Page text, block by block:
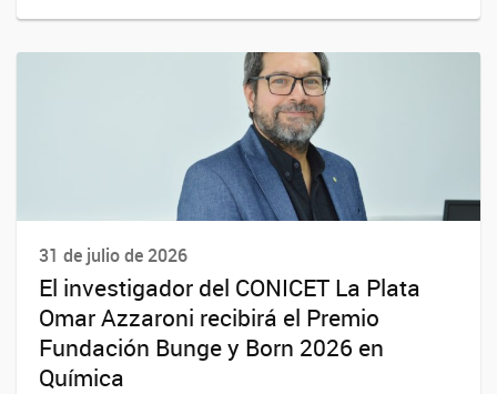
31 de julio de 2026
El investigador del CONICET La Plata
Omar Azzaroni recibirá el Premio
Fundación Bunge y Born 2026 en
Química